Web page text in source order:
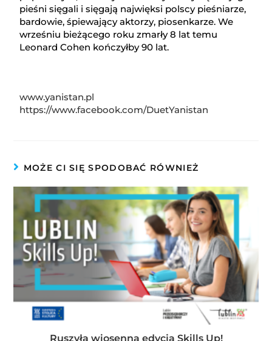
pieśni sięgali i sięgają najwięksi polscy pieśniarze,
bardowie, śpiewający aktorzy, piosenkarze. We
wrześniu bieżącego roku zmarły 8 lat temu
Leonard Cohen kończyłby 90 lat.
www.yanistan.pl
https://www.facebook.com/DuetYanistan
MOŻE CI SIĘ SPODOBAĆ RÓWNIEŻ
Ruszyła wiosenna edycja Skills Up!